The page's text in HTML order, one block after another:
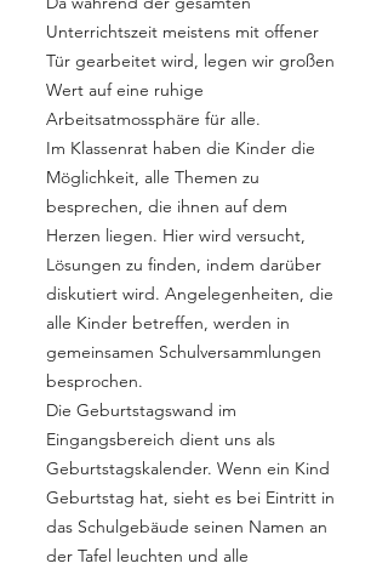
Unterrichtszeit meistens mit offener
Tür gearbeitet wird, legen wir großen
Wert auf eine ruhige
Arbeitsatmossphäre für alle.
Im Klassenrat haben die Kinder die
Möglichkeit, alle Themen zu
besprechen, die ihnen auf dem
Herzen liegen. Hier wird versucht,
Lösungen zu finden, indem darüber
diskutiert wird. Angelegenheiten, die
alle Kinder betreffen, werden in
gemeinsamen Schulversammlungen
besprochen.
Die Geburtstagswand im
Eingangsbereich dient uns als
Geburtstagskalender. Wenn ein Kind
Geburtstag hat, sieht es bei Eintritt in
das Schulgebäude seinen Namen an
der Tafel leuchten und alle